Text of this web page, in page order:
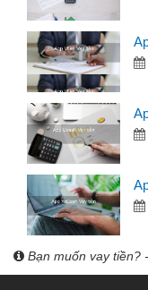
Bạn muốn vay tiền?